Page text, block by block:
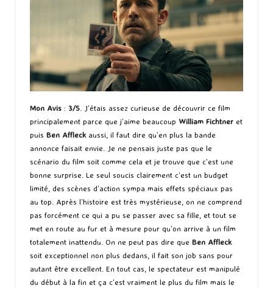
Mon Avis : 3/5 . J’étais assez curieuse de découvrir ce film
principalement parce que j’aime beaucoup William Fichtner et
puis Ben Affleck aussi, il faut dire qu’en plus la bande
annonce faisait envie. Je ne pensais juste pas que le
scénario du film soit comme cela et je trouve que c’est une
bonne surprise. Le seul soucis clairement c’est un budget
limité, des scènes d’action sympa mais effets spéciaux pas
au top. Après l’histoire est très mystérieuse, on ne comprend
pas forcément ce qui a pu se passer avec sa fille, et tout se
met en route au fur et à mesure pour qu’on arrive à un film
totalement inattendu. On ne peut pas dire que Ben Affleck
soit exceptionnel non plus dedans, il fait son job sans pour
autant être excellent. En tout cas, le spectateur est manipulé
du début à la fin et ça c’est vraiment le plus du film mais le